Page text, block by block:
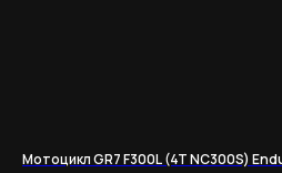
Мотоцикл GR7 F300L (4T NC300S)